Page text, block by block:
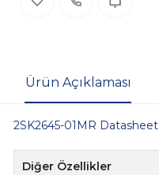
Ürün Açıklaması
2SK2645-01MR Datasheet
Diğer Özellikler